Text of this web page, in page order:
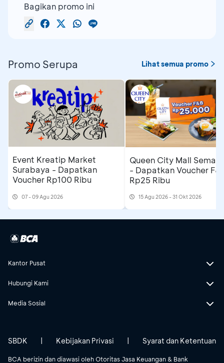
Bagikan promo ini
Promo Serupa Lihat semua promo
Event Kreatip Market
Surabaya - Dapatkan
Voucher Rp100 Ribu
07 - 09 Agu 2026
Queen City Mall
- Dapatkan Voucher
Rp25 Ribu
15 Agu 2026 - 31 Okt 2026
Kantor Pusat
Hubungi Kami
Media Sosial
BCA berizin dan diawasi oleh Otoritas Jasa Keuangan & Bank
SBDK | Kebijakan Privasi | Syarat dan Ketentuan